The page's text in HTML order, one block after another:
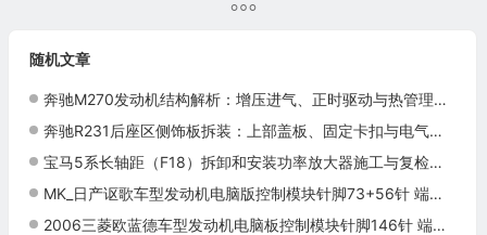
随机文章
奔驰M270发动机结构解析：增压进气、正时驱动与热管理布局
奔驰R231后座区侧饰板拆装：上部盖板、固定卡扣与电气连接
宝马5系长轴距（F18）拆卸和安装功率放大器施工与复检标准
MK_日产讴歌车型发动机电脑版控制模块针脚73+56针 端子图
2006三菱欧蓝德车型发动机电脑板控制模块针脚146针 端子图